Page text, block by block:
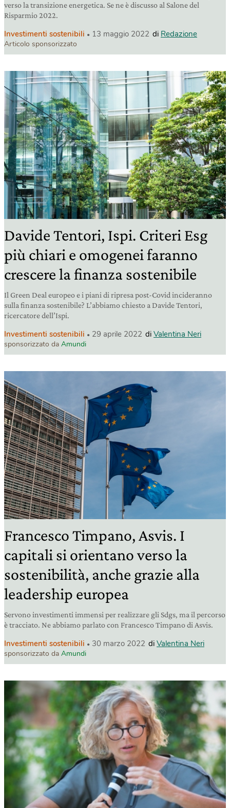
verso la transizione energetica. Se ne è discusso al Salone del
Risparmio 2022.
Investimenti sostenibili 13 maggio 2022 di Redazione
Articolo sponsorizzato
Davide Tentori, Ispi. Criteri Esg
più chiari e omogenei faranno
crescere la finanza sostenibile
Il Green Deal europeo e i piani di ripresa post-Covid incideranno
sulla finanza sostenibile? L’abbiamo chiesto a Davide Tentori,
ricercatore dell’Ispi.
Investimenti sostenibili 29 aprile 2022 di Valentina Neri
sponsorizzato da Amundi
Francesco Timpano, Asvis. I
capitali si orientano verso la
sostenibilità, anche grazie alla
leadership europea
Servono investimenti immensi per realizzare gli Sdgs, ma il percorso
è tracciato. Ne abbiamo parlato con Francesco Timpano di Asvis.
Investimenti sostenibili 30 marzo 2022 di Valentina Neri
sponsorizzato da Amundi